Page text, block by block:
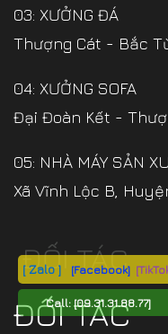
[ Zalo ] [Facebook]
Call:[09.31.31.88.77]
03: XƯỞNG ĐÁ
Thượng Cát - Bắc
04: XƯỞNG SOFA
Đại Đoàn Kết -
05: NHÀ MÁY SẢN
Xã Vĩnh Lộc B,
ĐỐI TÁC
ĐỐI TÁC